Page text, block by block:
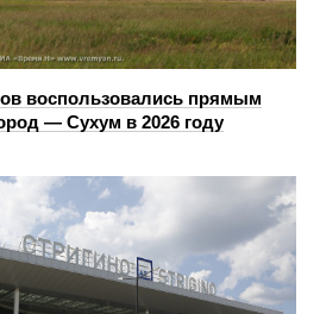
воспользовались прямым
— Сухум в 2026 году